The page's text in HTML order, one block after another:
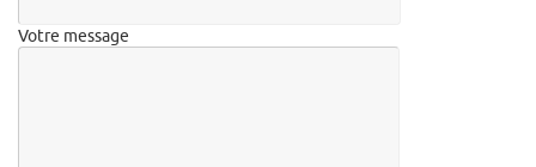
Votre message